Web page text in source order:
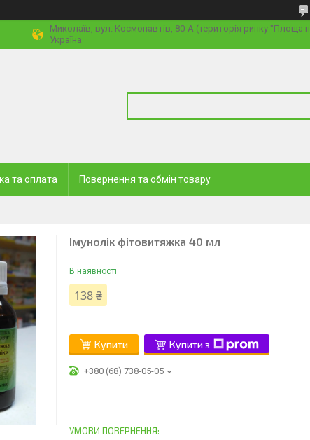
Миколаїв, вул. Космонавтів, 80-А (територія ринку "Площа
Україна
та оплата Повернення та обмін товару
Імунолік фітовитяжка 40 мл
В наявності
138 ₴
Купити Купити з
+380 (68) 738-05-05